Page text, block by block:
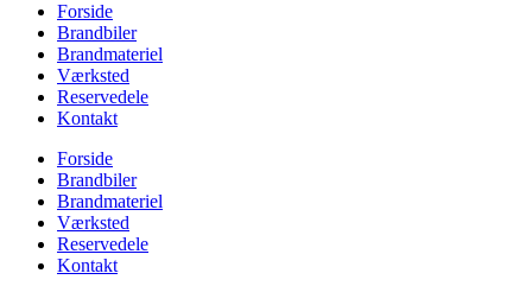
Forside
Brandbiler
Brandmateriel
Værksted
Reservedele
Kontakt
Forside
Brandbiler
Brandmateriel
Værksted
Reservedele
Kontakt